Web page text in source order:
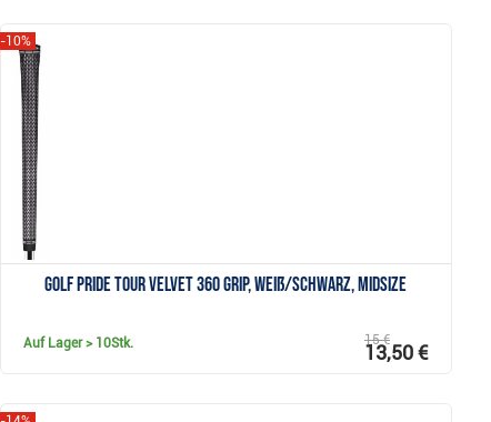
Golf Pride Tour Velvet 360 Grip, weiß/schwarz, Midsize
-10%
Auf Lager> 10Stk. 15 €
13,50 €